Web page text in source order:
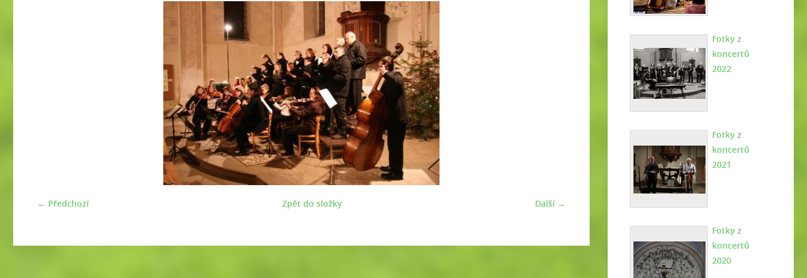
← Předchozí Další →
Zpět do složky
Fotky z
koncertů
2022
Fotky z
koncertů
2021
Fotky z
koncertů
2020